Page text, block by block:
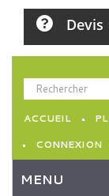
Devis
ACCUEIL
CONNEXION
MENU